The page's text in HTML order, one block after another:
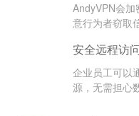
AndyVPN会
意行为者窃取
安全远程访
企业员工可以
源，无需担心